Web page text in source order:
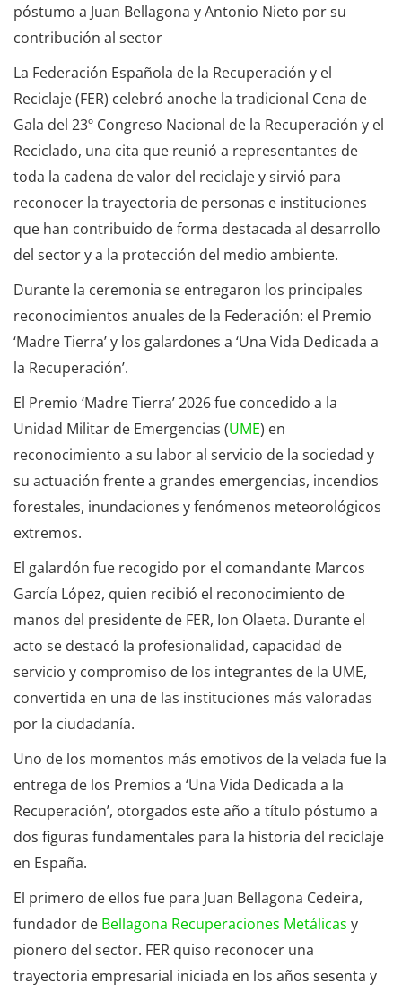
póstumo a Juan Bellagona y Antonio Nieto por su
contribución al sector
La Federación Española de la Recuperación y el
Reciclaje (FER) celebró anoche la tradicional Cena de
Gala del 23º Congreso Nacional de la Recuperación y el
Reciclado, una cita que reunió a representantes de
toda la cadena de valor del reciclaje y sirvió para
reconocer la trayectoria de personas e instituciones
que han contribuido de forma destacada al desarrollo
del sector y a la protección del medio ambiente.
Durante la ceremonia se entregaron los principales
reconocimientos anuales de la Federación: el Premio
‘Madre Tierra’ y los galardones a ‘Una Vida Dedicada a
la Recuperación’.
El Premio ‘Madre Tierra’ 2026 fue concedido a la
Unidad Militar de Emergencias (UME) en
reconocimiento a su labor al servicio de la sociedad y
su actuación frente a grandes emergencias, incendios
forestales, inundaciones y fenómenos meteorológicos
extremos.
El galardón fue recogido por el comandante Marcos
García López, quien recibió el reconocimiento de
manos del presidente de FER, Ion Olaeta. Durante el
acto se destacó la profesionalidad, capacidad de
servicio y compromiso de los integrantes de la UME,
convertida en una de las instituciones más valoradas
por la ciudadanía.
Uno de los momentos más emotivos de la velada fue la
entrega de los Premios a ‘Una Vida Dedicada a la
Recuperación’, otorgados este año a título póstumo a
dos figuras fundamentales para la historia del reciclaje
en España.
El primero de ellos fue para Juan Bellagona Cedeira,
fundador de Bellagona Recuperaciones Metálicas y
pionero del sector. FER quiso reconocer una
trayectoria empresarial iniciada en los años sesenta y